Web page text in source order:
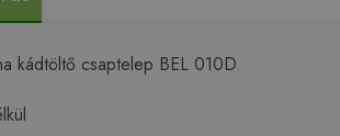
kádtöltő csaptelep BEL 010D